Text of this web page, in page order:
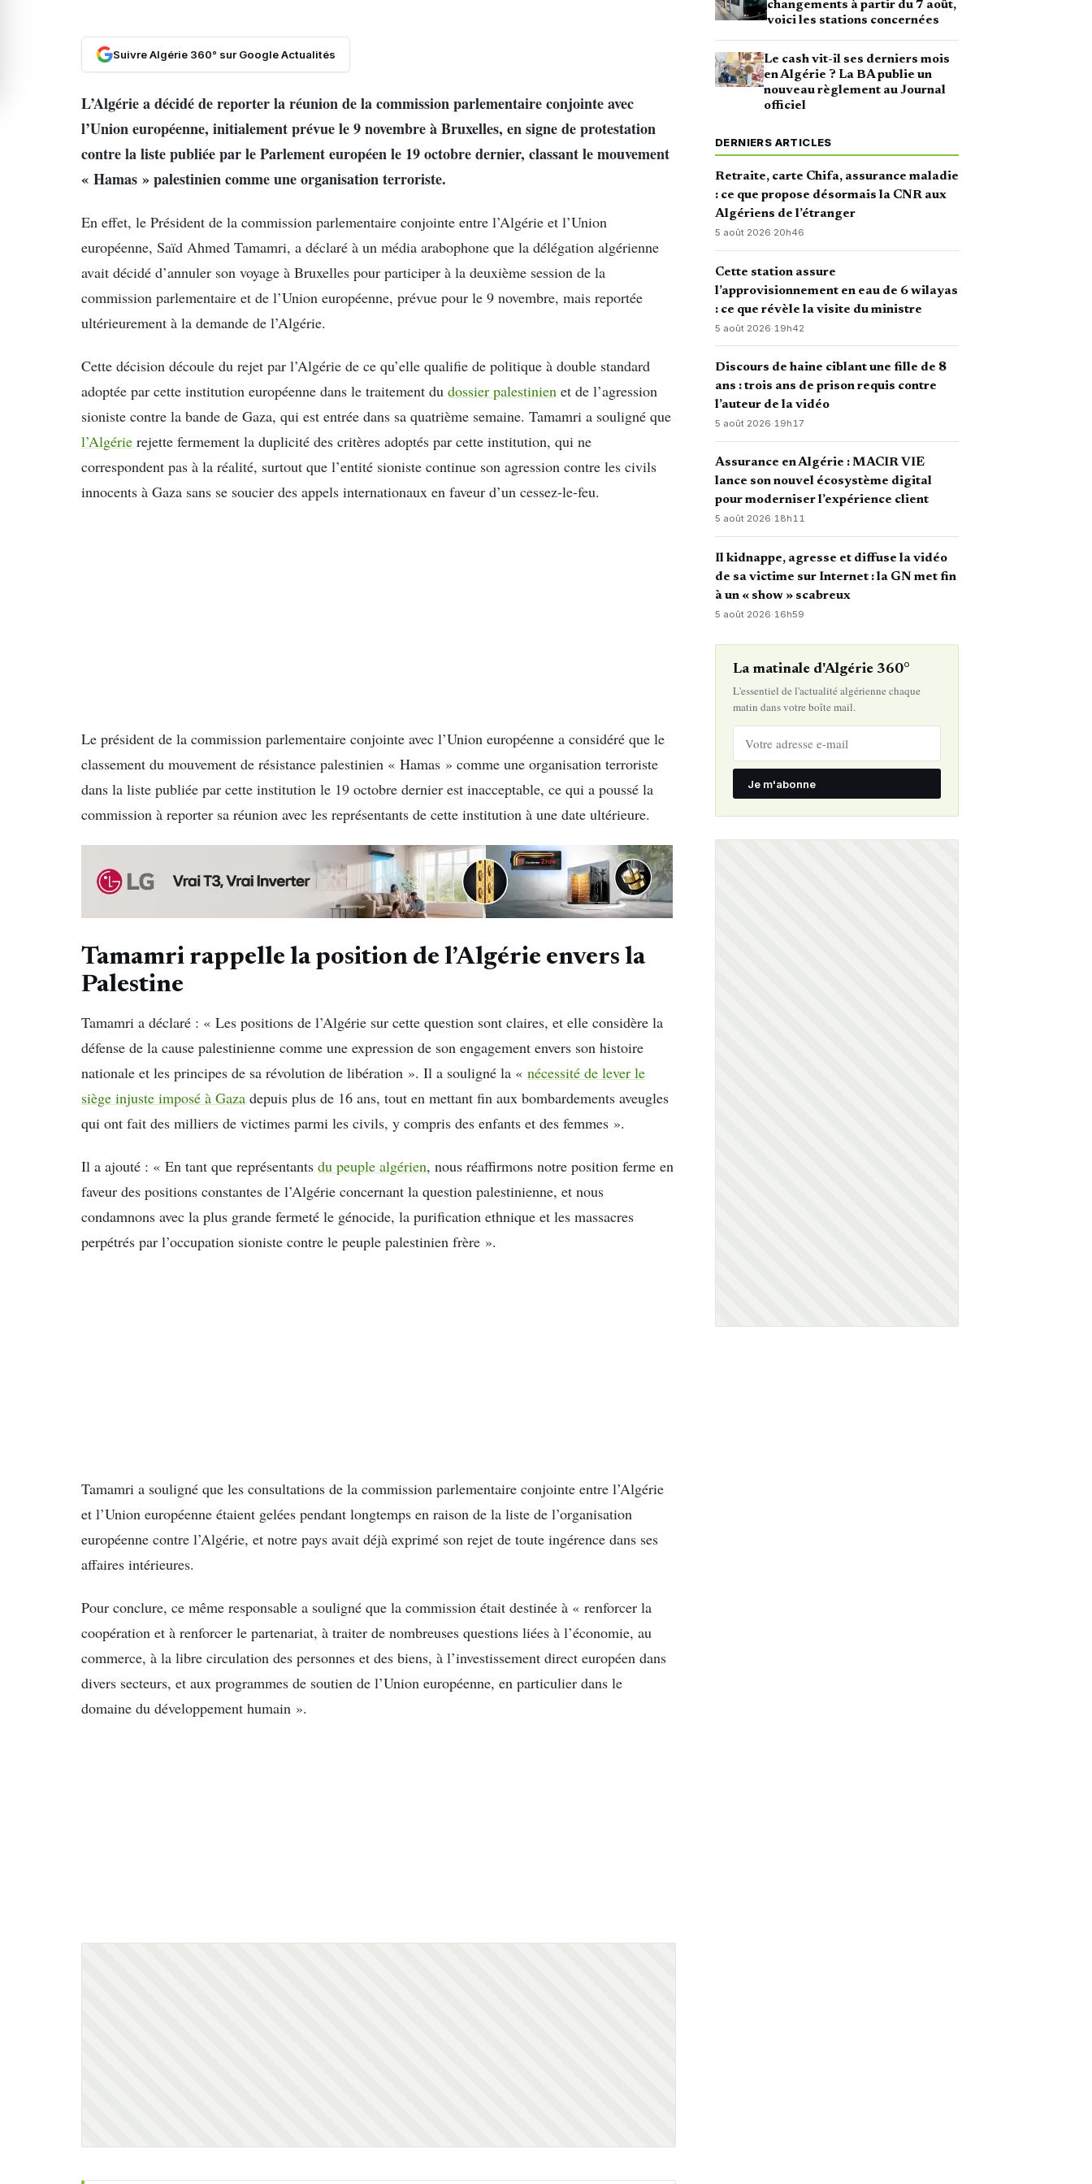
Suivre Algérie 360° sur Google Actualités
L’Algérie a décidé de reporter la réunion de la commission parlementaire conjointe avec
l’Union européenne, initialement prévue le 9 novembre à Bruxelles, en signe de protestation
contre la liste publiée par le Parlement européen le 19 octobre dernier, classant le mouvement
« Hamas » palestinien comme une organisation terroriste.
En effet, le Président de la commission parlementaire conjointe entre l’Algérie et l’Union
européenne, Saïd Ahmed Tamamri, a déclaré à un média arabophone que la délégation algérienne
avait décidé d’annuler son voyage à Bruxelles pour participer à la deuxième session de la
commission parlementaire et de l’Union européenne, prévue pour le 9 novembre, mais reportée
ultérieurement à la demande de l’Algérie.
Cette décision découle du rejet par l’Algérie de ce qu’elle qualifie de politique à double standard
adoptée par cette institution européenne dans le traitement du dossier palestinien et de l’agression
sioniste contre la bande de Gaza, qui est entrée dans sa quatrième semaine. Tamamri a souligné que
l’Algérie rejette fermement la duplicité des critères adoptés par cette institution, qui ne
correspondent pas à la réalité, surtout que l’entité sioniste continue son agression contre les civils
innocents à Gaza sans se soucier des appels internationaux en faveur d’un cessez-le-feu.
Le président de la commission parlementaire conjointe avec l’Union européenne a considéré que le
classement du mouvement de résistance palestinien « Hamas » comme une organisation terroriste
dans la liste publiée par cette institution le 19 octobre dernier est inacceptable, ce qui a poussé la
commission à reporter sa réunion avec les représentants de cette institution à une date ultérieure.
Tamamri rappelle la position de l’Algérie envers la
Palestine
Tamamri a déclaré : « Les positions de l’Algérie sur cette question sont claires, et elle considère la
défense de la cause palestinienne comme une expression de son engagement envers son histoire
nationale et les principes de sa révolution de libération ». Il a souligné la « nécessité de lever le
siège injuste imposé à Gaza depuis plus de 16 ans, tout en mettant fin aux bombardements aveugles
qui ont fait des milliers de victimes parmi les civils, y compris des enfants et des femmes ».
Il a ajouté : « En tant que représentants du peuple algérien, nous réaffirmons notre position ferme en
faveur des positions constantes de l’Algérie concernant la question palestinienne, et nous
condamnons avec la plus grande fermeté le génocide, la purification ethnique et les massacres
perpétrés par l’occupation sioniste contre le peuple palestinien frère ».
Tamamri a souligné que les consultations de la commission parlementaire conjointe entre l’Algérie
et l’Union européenne étaient gelées pendant longtemps en raison de la liste de l’organisation
européenne contre l’Algérie, et notre pays avait déjà exprimé son rejet de toute ingérence dans ses
affaires intérieures.
Pour conclure, ce même responsable a souligné que la commission était destinée à « renforcer la
coopération et à renforcer le partenariat, à traiter de nombreuses questions liées à l’économie, au
commerce, à la libre circulation des personnes et des biens, à l’investissement direct européen dans
divers secteurs, et aux programmes de soutien de l’Union européenne, en particulier dans le
domaine du développement humain ».
changements à partir du 7 août,
voici les stations concernées
Le cash vit-il ses derniers mois
en Algérie ? La BA publie un
nouveau règlement au Journal
officiel
DERNIERS ARTICLES
Retraite, carte Chifa, assurance maladie
: ce que propose désormais la CNR aux
Algériens de l’étranger
5 août 2026·20h46
Cette station assure
l’approvisionnement en eau de 6 wilayas
: ce que révèle la visite du ministre
5 août 2026· 19h42
Discours de haine ciblant une fille de 8
ans : trois ans de prison requis contre
l’auteur de la vidéo
5 août 2026·19h17
Assurance en Algérie : MACIR VIE
lance son nouvel écosystème digital
pour moderniser l’expérience client
5 août 2026·18h11
Il kidnappe, agresse et diffuse la vidéo
de sa victime sur Internet : la GN met fin
à un « show » scabreux
5 août 2026· 16h59
La matinale d'Algérie 360°
L'essentiel de l'actualité algérienne chaque
matin dans votre boîte mail.
Je m'abonne